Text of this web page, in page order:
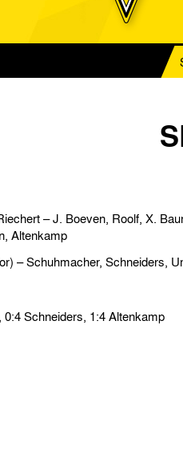
– J. Boeven, Roolf, X.
Altenkamp
– Schuhmacher, Schneiders,
0:1 Umbach, 0:2 Umbach, 0:3 Umbach, 0:4 Schneiders, 1:4 Altenkamp